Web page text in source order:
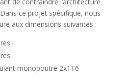
ce projet spécifique, nous
aux dimensions suivantes :
monopoutre 2x1T6